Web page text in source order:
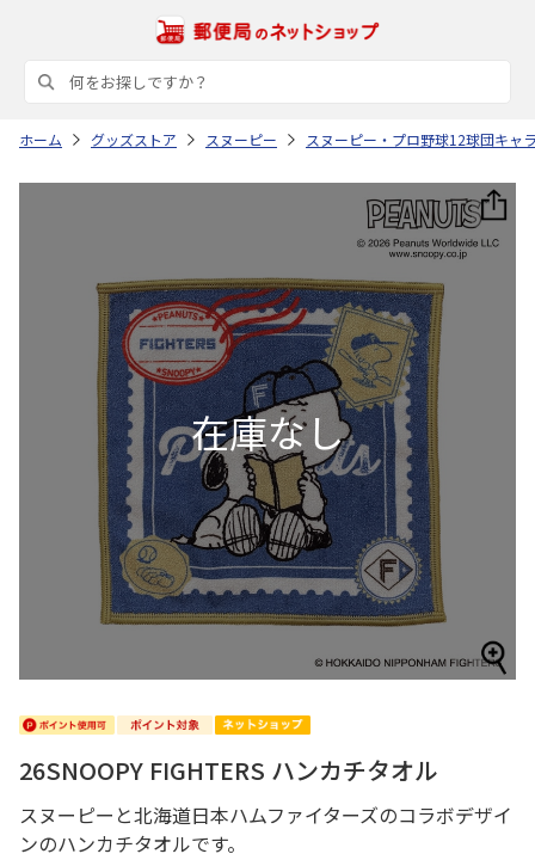
ホーム グッズストア スヌーピー スヌーピー・プロ野球12球団キャ
26SNOOPY FIGHTERS ハンカチタオル
スヌーピーと北海道日本ハムファイターズのコラボデザイ
ンのハンカチタオルです。